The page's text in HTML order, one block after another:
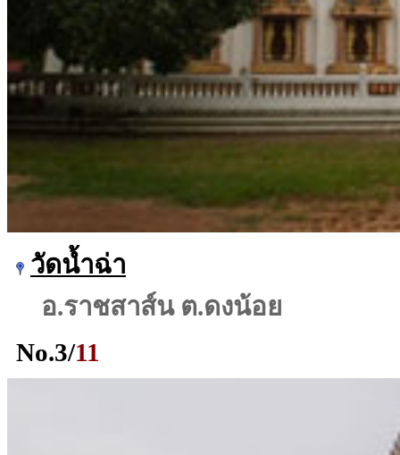
วัดน้ำฉ่า
อ.ราชสาส์น ต.ดงน้อย
No.3/11